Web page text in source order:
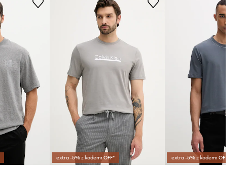
extra -5% z kodem: OFF* extra -5% z kodem: OFF*